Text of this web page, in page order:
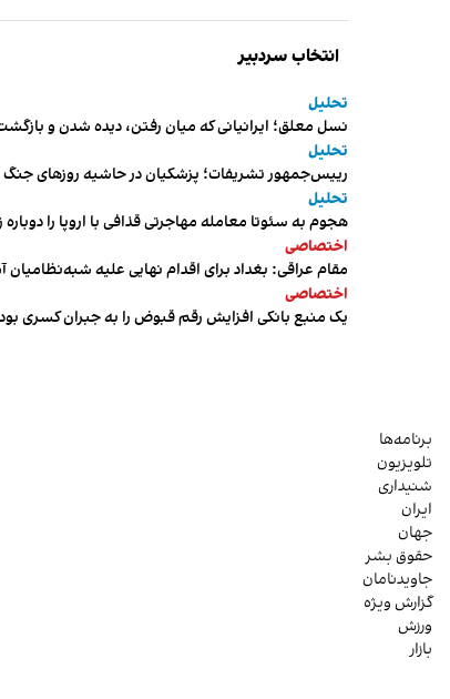
انتخاب سردبیر
تحلیل
نسل معلق؛ ایرانیانی که میان رفتن، دیده شدن و
تحلیل
رییس‌جمهور تشریفات؛ پزشکیان در حاشیه روزهای جنگ
تحلیل
هجوم به سئوتا معامله مهاجرتی قذافی با اروپا را دوباره
اختصاصی
مقام عراقی: بغداد برای اقدام نهایی علیه شبه‌نظامیان
اختصاصی
یک منبع بانکی افزایش رقم قبوض را به جبران کسری
برنامه‌ها
تلویزیون
شنیداری
ایران
جهان
حقوق بشر
جاویدنامان
گزارش ویژه
ورزش
بازار